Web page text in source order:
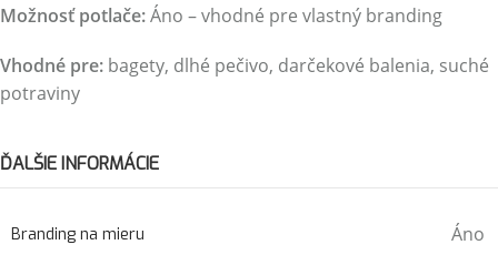
Možnosť potlače:Áno – vhodné pre vlastný branding
Vhodné pre: bagety, dlhé pečivo, darčekové balenia, suché
potraviny
ĎALŠIE INFORMÁCIE
Branding na mieru Áno